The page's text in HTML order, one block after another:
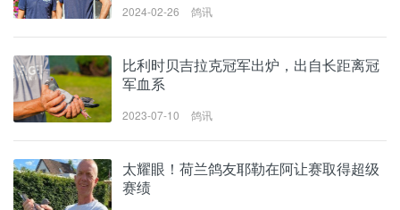
2024-02-26 鸽讯
比利时贝吉拉克冠军出炉，出自长距离冠
军血系
2023-07-10 鸽讯
太耀眼！荷兰鸽友耶勒在阿让赛取得超级
赛绩